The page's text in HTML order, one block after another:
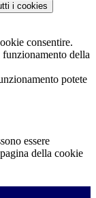
i cookies
consentire.
della
potete
essere
della cookie